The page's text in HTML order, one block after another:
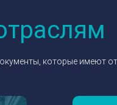
которые имеют